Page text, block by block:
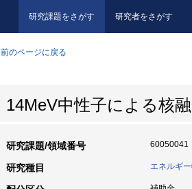
研究課題をさがす 研究者をさがす
前のページに戻る
14MeV中性子による核
研究課題/領域番号 60050041
研究種目 エネルギ